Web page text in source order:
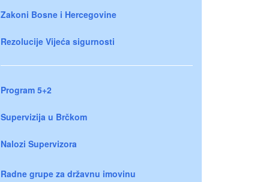
Zakoni Bosne i Hercegovine
Rezolucije Vijeća sigurnosti
Program 5+2
Supervizija u Brčkom
Nalozi Supervizora
Radne grupe za državnu imovinu